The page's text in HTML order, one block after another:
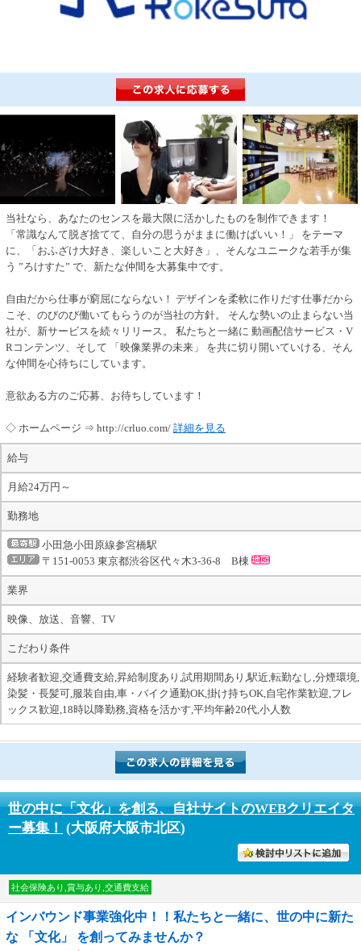
当社なら、あなたのセンスを最大限に活かしたものを制作できます！
「常識なんて脱ぎ捨てて、自分の思うがままに働けばいい！」 をテーマ
に、「おふざけ大好き、楽しいこと大好き」、そんなユニークな若手が集
う ”ろけすた” で、新たな仲間を大募集中です。
自由だから仕事が窮屈にならない！ デザインを柔軟に作りだす仕事だから
こそ、のびのび働いてもらうのが当社の方針。 そんな勢いの止まらない当
社が、新サービスを続々リリース。 私たちと一緒に 動画配信サービス・V
Rコンテンツ、そして 「映像業界の未来」 を共に切り開いていける、そん
な仲間を心待ちにしています。
意欲ある方のご応募、お待ちしています！
◇ ホームページ ⇒ http://crluo.com/ 詳細を見る
給与
月給24万円～
勤務地
小田急小田原線参宮橋駅
〒151-0053 東京都渋谷区代々木3-36-8 B棟
業界
映像、放送、音響、TV
こだわり条件
経験者歓迎,交通費支給,昇給制度あり,試用期間あり,駅近,転勤なし,分煙環境,
染髪・長髪可,服装自由,車・バイク通勤OK,掛け持ちOK,自宅作業歓迎,フレ
ックス歓迎,18時以降勤務,資格を活かす,平均年齢20代,小人数
世の中に「文化」を創る、自社サイトのWEBクリエイタ
ー募集！ (大阪府大阪市北区)
社会保険あり,賞与あり,交通費支給
インバウンド事業強化中！！私たちと一緒に、世の中に新た
な 「文化」 を創ってみませんか？